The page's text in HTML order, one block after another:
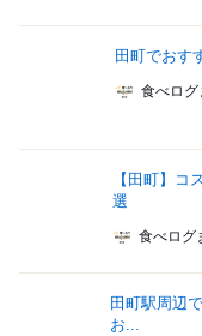
田町でおす
食べログ
【田町】コ
選
食べログ
田町駅周辺
お...